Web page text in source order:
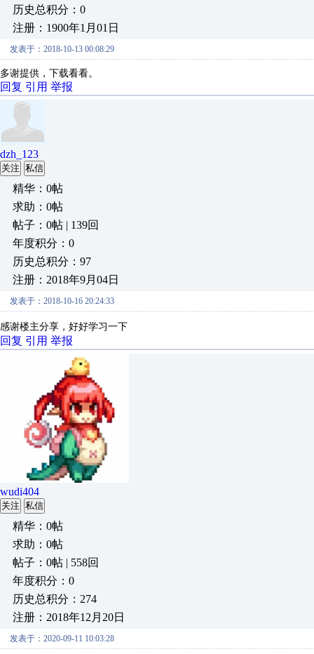
历史总积分：0
注册：1900年1月01日
发表于：2018-10-13 00:08:29
多谢提供，下载看看。
回复 引用 举报
dzh_123
关注 私信
精华：0帖
求助：0帖
帖子：0帖 | 139回
年度积分：0
历史总积分：97
注册：2018年9月04日
发表于：2018-10-16 20:24:33
感谢楼主分享，好好学习一下
回复 引用 举报
wudi404
关注 私信
精华：0帖
求助：0帖
帖子：0帖 | 558回
年度积分：0
历史总积分：274
注册：2018年12月20日
发表于：2020-09-11 10:03:28